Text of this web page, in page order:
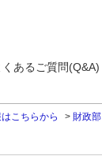
こちらから > 財政部